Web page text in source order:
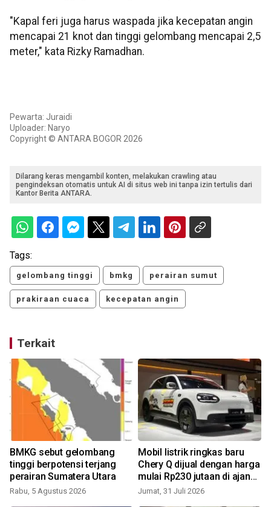
"Kapal feri juga harus waspada jika kecepatan angin
mencapai 21 knot dan tinggi gelombang mencapai 2,5
meter," kata Rizky Ramadhan.
Pewarta: Juraidi
Uploader: Naryo
Copyright © ANTARA BOGOR 2026
Dilarang keras mengambil konten, melakukan crawling atau
pengindeksan otomatis untuk AI di situs web ini tanpa izin tertulis dari
Kantor Berita ANTARA.
Tags:
gelombang tinggi bmkg perairan sumut
prakiraan cuaca kecepatan angin
Terkait
BMKG sebut gelombang
tinggi berpotensi terjang
perairan Sumatera Utara
Rabu, 5 Agustus 2026
Mobil listrik ringkas baru
Chery Q dijual dengan harga
mulai Rp230 jutaan di ajang
GIIAS
Jumat, 31 Juli 2026